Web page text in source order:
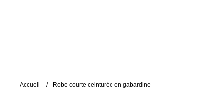
Accueil Robe courte ceinturée en gabardine